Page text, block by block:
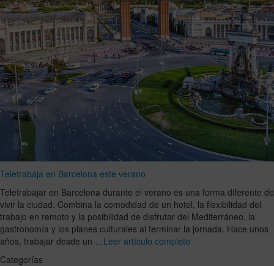
Teletrabaja en Barcelona este verano
Teletrabajar en Barcelona durante el verano es una forma diferente de
vivir la ciudad. Combina la comodidad de un hotel, la flexibilidad del
trabajo en remoto y la posibilidad de disfrutar del Mediterráneo, la
gastronomía y los planes culturales al terminar la jornada. Hace unos
años, trabajar desde un …Leer artículo completo
Categorías